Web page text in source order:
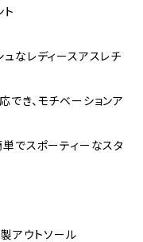
なレディースアスレチ
でき、モチベーションア
単でスポーティーなスタ
アウトソール